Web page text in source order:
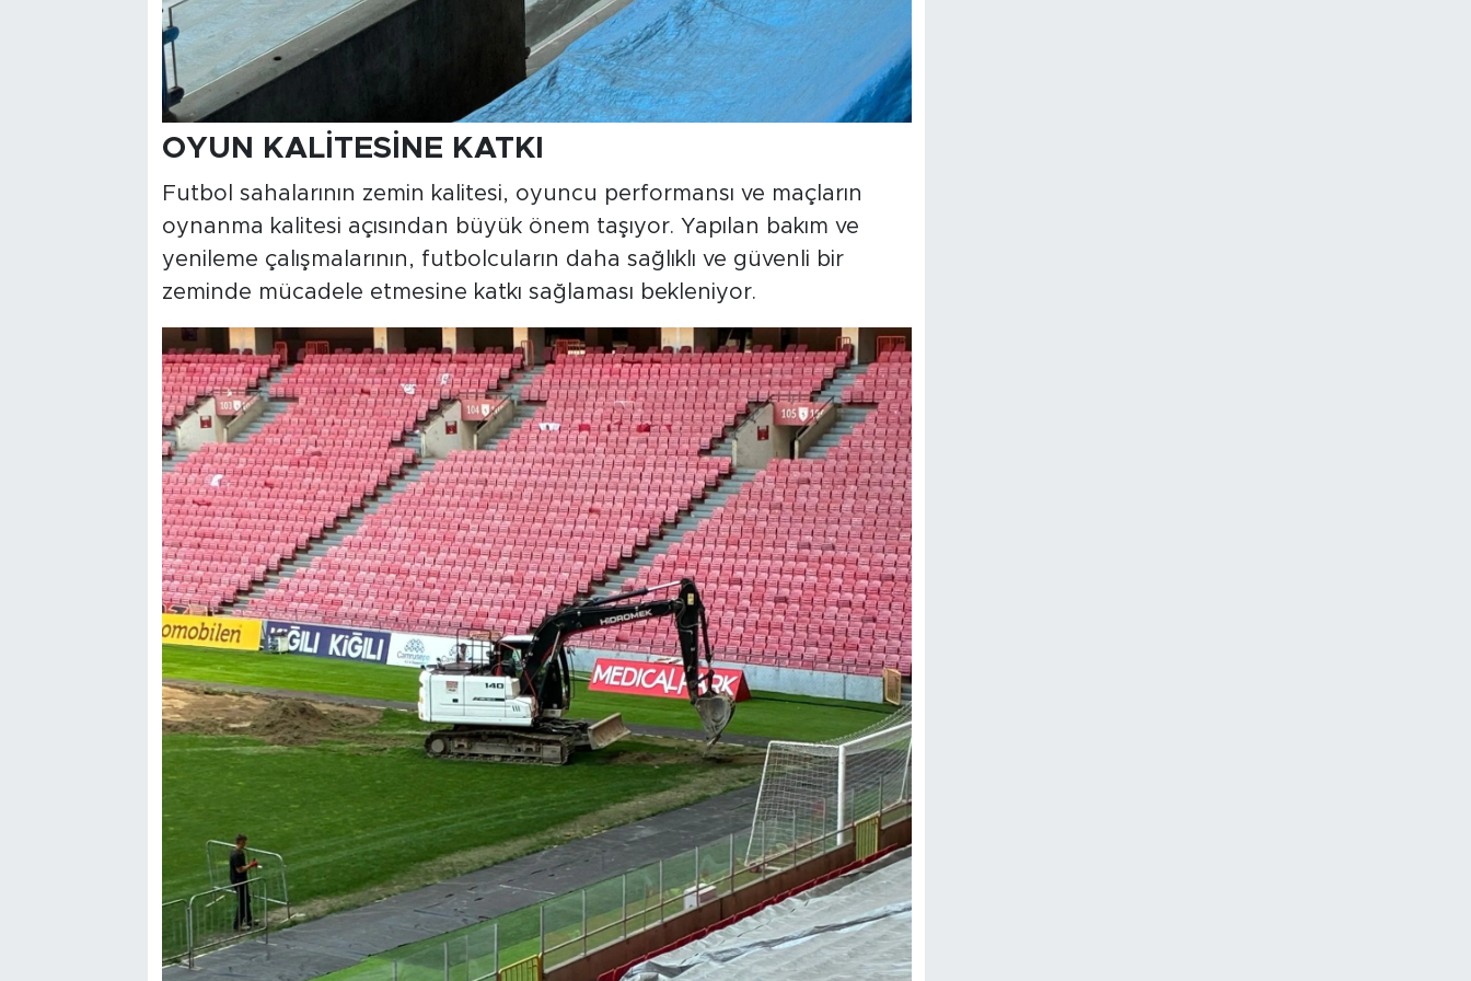
OYUN KALİTESİNE KATKI
Futbol sahalarının zemin kalitesi, oyuncu performansı ve maçların
oynanma kalitesi açısından büyük önem taşıyor. Yapılan bakım ve
yenileme çalışmalarının, futbolcuların daha sağlıklı ve güvenli bir
zeminde mücadele etmesine katkı sağlaması bekleniyor.